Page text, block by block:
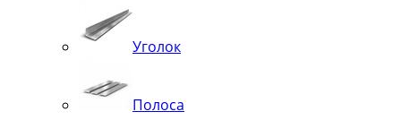
Уголок
Полоса